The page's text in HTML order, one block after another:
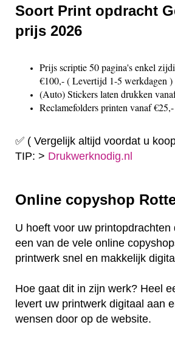
Soort Print opdracht
prijs 2026
Prijs scriptie 50 pagina's enkel
€100,- ( Levertijd 1-5 werkdagen )
(Auto) Stickers laten drukken
Reclamefolders printen vanaf €25,-
✅ ( Vergelijk altijd voordat u
TIP: > Drukwerknodig.nl
Online copyshop
U hoeft voor uw printopdrachten
een van de vele online
printwerk snel en makkelijk
Hoe gaat dit in zijn werk? Heel
levert uw printwerk digitaal aan
wensen door op de website.